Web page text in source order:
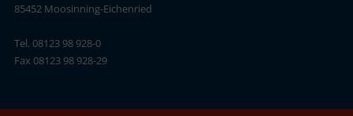
85452 Moosinning-Eichenried
Tel. 08123 98 928-0
Fax 08123 98 928-29